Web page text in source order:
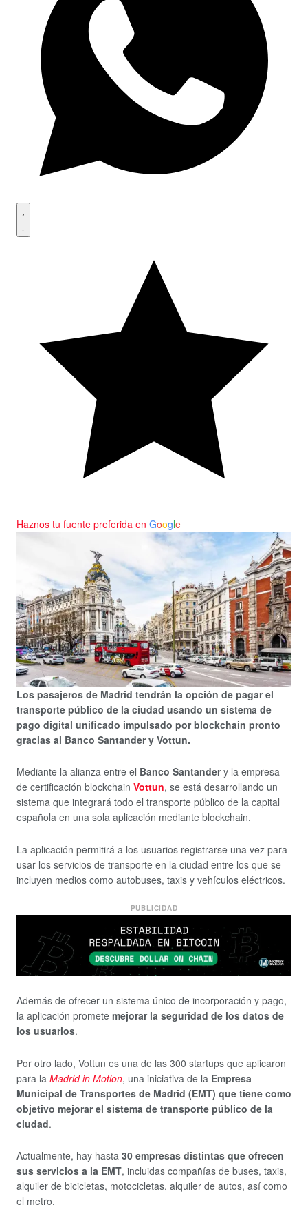
Haznos tu fuente preferida en Google
Los pasajeros de Madrid tendrán la opción de pagar el
transporte público de la ciudad usando un sistema de
pago digital unificado impulsado por blockchain pronto
gracias al Banco Santander y Vottun.
Mediante la alianza entre el Banco Santandery la empresa
de certificación blockchain Vottun, se está desarrollando un
sistema que integrará todo el transporte público de la capital
española en una sola aplicación mediante blockchain.
La aplicación permitirá a los usuarios registrarse una vez para
usar los servicios de transporte en la ciudad entre los que se
incluyen medios como autobuses, taxis y vehículos eléctricos.
PUBLICIDAD
Además de ofrecer un sistema único de incorporación y pago,
la aplicación promete mejorar la seguridad de los datos de
los usuarios.
Por otro lado, Vottun es una de las 300 startups que aplicaron
para la Madrid in Motion, una iniciativa de la Empresa
Municipal de Transportes de Madrid (EMT) que tiene como
objetivo mejorar el sistema de transporte público de la
ciudad.
Actualmente, hay hasta 30 empresas distintas que ofrecen
sus servicios a la EMT, incluidas compañías de buses, taxis,
alquiler de bicicletas, motocicletas, alquiler de autos, así como
el metro.